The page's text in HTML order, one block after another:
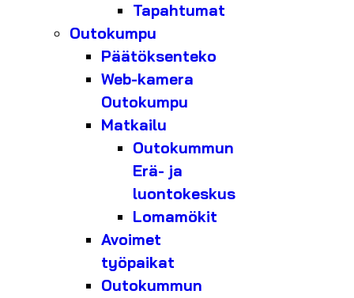
Tapahtumat
Outokumpu
Päätöksenteko
Web-kamera
Outokumpu
Matkailu
Outokummun
Erä- ja
luontokeskus
Lomamökit
Avoimet
työpaikat
Outokummun